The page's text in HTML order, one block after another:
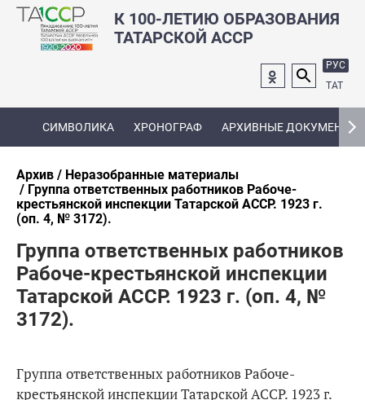
К 100-ЛЕТИЮ ОБРАЗОВАНИЯ
ТАТАРСКОЙ АССР
РУС
ТАТ
СИМВОЛИКА ХРОНОГРАФ АРХИВНЫЕ ДОКУМЕНТЫ
Архив
Неразобранные материалы
Группа ответственных работников Рабоче-
крестьянской инспекции Татарской АССР. 1923 г.
(оп. 4, № 3172).
Группа ответственных работников
Рабоче-крестьянской инспекции
Татарской АССР. 1923 г. (оп. 4, №
3172).
Группа ответственных работников Рабоче-
крестьянской инспекции Татарской АССР. 1923 г.